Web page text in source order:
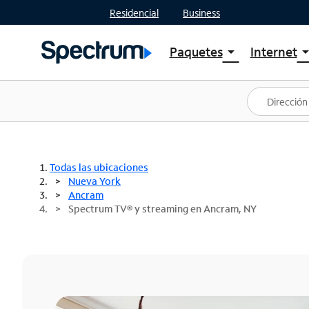
Residencial Business
Paquetesarrow_drop_down
Ver paquetes
Spectrum One
Mejores ofertas
Internetarrow_drop_down
Planes
Todas las ubicaciones
Nueva York
Ancram
Spectrum TV® y streaming en Ancram, NY